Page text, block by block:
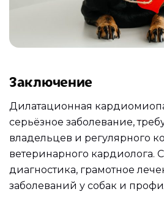
Заключение
Дилатационная
серьёзное заболевание,
владельцев и регулярного
ветеринарного кардиолога.
диагностика, грамотное
заболеваний у собак и